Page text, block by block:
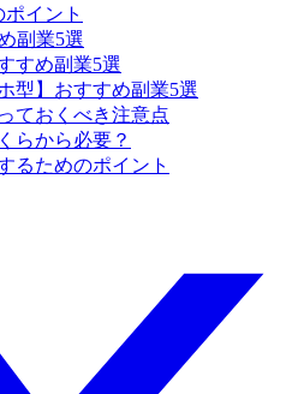
イント
副業5選
すめ副業5選
型】おすすめ副業5選
ておくべき注意点
らから必要？
るためのポイント